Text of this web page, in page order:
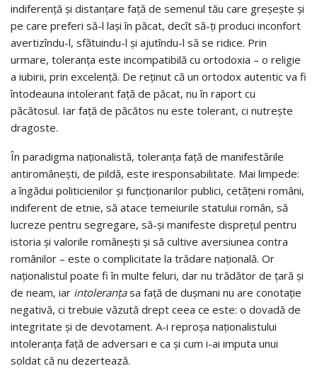
indiferenţă şi distanţare faţă de semenul tău care greşeşte şi
pe care preferi să-l laşi în păcat, decît să-ţi produci inconfort
avertizîndu-l, sfătuindu-l şi ajutîndu-l să se ridice. Prin
urmare, toleranţa este incompatibilă cu ortodoxia – o religie
a iubirii, prin excelenţă. De reţinut că un ortodox autentic va fi
întodeauna intolerant faţă de păcat, nu în raport cu
păcătosul. Iar faţă de păcătos nu este tolerant, ci nutreşte
dragoste.
În paradigma naţionalistă, toleranţa faţă de manifestările
antiromâneşti, de pildă, este iresponsabilitate. Mai limpede:
a îngădui politicienilor şi funcţionarilor publici, cetăţeni români,
indiferent de etnie, să atace temeiurile statului român, să
lucreze pentru segregare, să-şi manifeste dispreţul pentru
istoria şi valorile româneşti şi să cultive aversiunea contra
românilor – este o complicitate la trădare naţională. Or
naţionalistul poate fi în multe feluri, dar nu trădător de ţară şi
de neam, iar intoleranţasa faţă de duşmani nu are conotaţie
negativă, ci trebuie văzută drept ceea ce este: o dovadă de
integritate şi de devotament. A-i reproşa naţionalistului
intoleranţa faţă de adversari e ca şi cum i-ai imputa unui
soldat că nu dezertează.